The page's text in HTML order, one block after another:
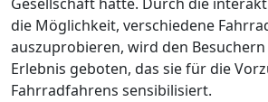
Gesellschaft hatte. Durch die
die Möglichkeit, verschiedene
auszuprobieren, wird den
Erlebnis geboten, das sie für die
Fahrradfahrens sensibilisiert.